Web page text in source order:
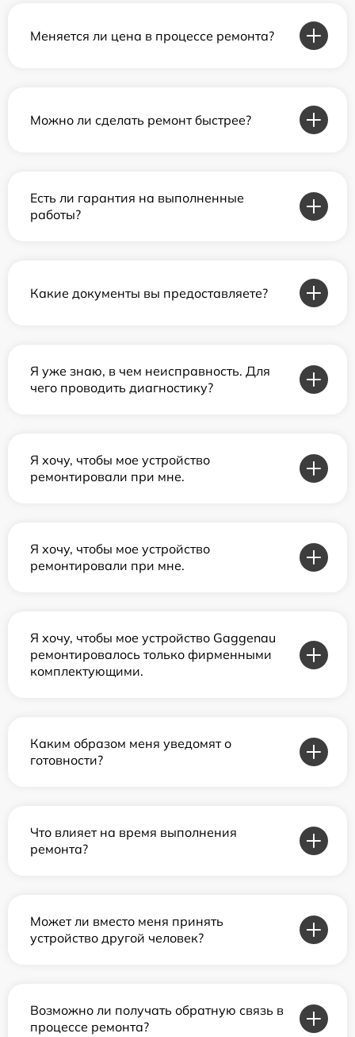
Меняется ли цена в процессе ремонта?
Можно ли сделать ремонт быстрее?
Есть ли гарантия на выполненные
работы?
Какие документы вы предоставляете?
Я уже знаю, в чем неисправность. Для
чего проводить диагностику?
Я хочу, чтобы мое устройство
ремонтировали при мне.
Я хочу, чтобы мое устройство
ремонтировали при мне.
Я хочу, чтобы мое устройство Gaggenau
ремонтировалось только фирменными
комплектующими.
Каким образом меня уведомят о
готовности?
Что влияет на время выполнения
ремонта?
Может ли вместо меня принять
устройство другой человек?
Возможно ли получать обратную связь в
процессе ремонта?